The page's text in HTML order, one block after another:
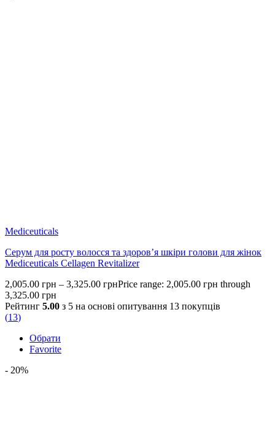
Mediceuticals
Серум для росту волосся та здоров’я шкіри голови для жінок
Mediceuticals Cellagen Revitalizer
2,005.00 грн – 3,325.00 грнPrice range: 2,005.00 грн through
3,325.00 грн
Рейтинг 5.00 з 5 на основі опитування 13 покупців
(13)
Обрати
Favorite
- 20%